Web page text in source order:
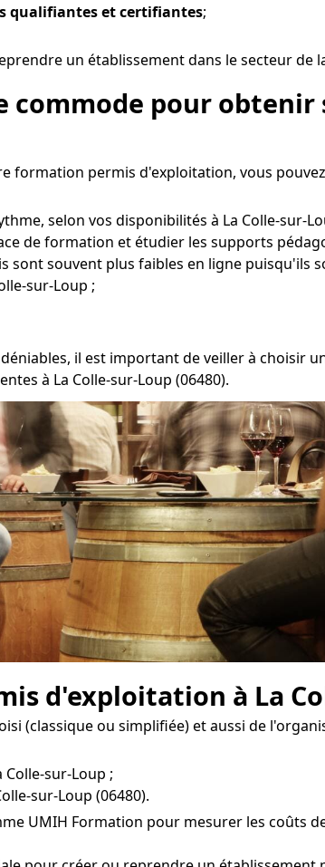
qualifiantes et certifiantes;
un établissement dans le secteur de
commode pour
formation permis d'exploitation, vous
selon vos disponibilités à La Colle-sur-
de formation et étudier les supports
souvent plus faibles en ligne puisqu'ils
sur-Loup ;
il est important de veiller à choisir
à La Colle-sur-Loup (06480).
d'exploitation à La
(classique ou simplifiée) et aussi de
sur-Loup ;
sur-Loup (06480).
UMIH Formation pour mesurer les coûts